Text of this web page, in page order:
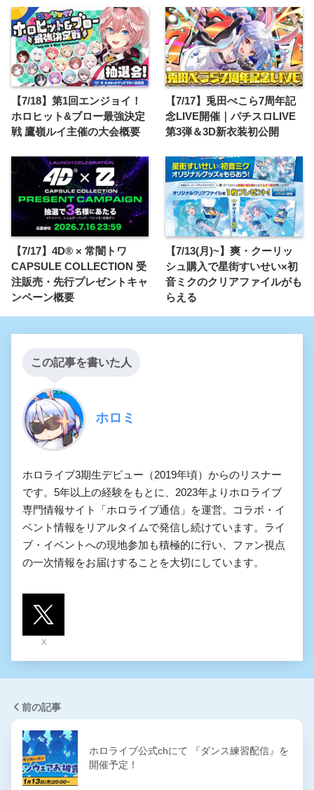
【7/18】第1回エンジョイ！
ホロヒット&ブロー最強決定
戦 鷹嶺ルイ主催の大会概要
【7/17】兎田ぺこら7周年記
念LIVE開催｜パチスロLIVE
第3弾＆3D新衣装初公開
【7/17】4D® × 常闇トワ
CAPSULE COLLECTION 受
注販売・先行プレゼントキャ
ンペーン概要
【7/13(月)~】爽・クーリッ
シュ購入で星街すいせい×初
音ミクのクリアファイルがも
らえる
この記事を書いた人
ホロミ
ホロライブ3期生デビュー（2019年頃）からのリスナー
です。5年以上の経験をもとに、2023年よりホロライブ
専門情報サイト「ホロライブ通信」を運営。コラボ・イ
ベント情報をリアルタイムで発信し続けています。ライ
ブ・イベントへの現地参加も積極的に行い、ファン視点
の一次情報をお届けすることを大切にしています。
X
前の記事
ホロライブ公式chにて 『ダンス練習配信』を
開催予定！